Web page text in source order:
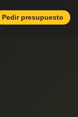
Pedir presupuesto